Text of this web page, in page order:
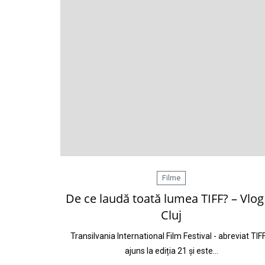
Filme
De ce laudă toată lumea TIFF? –
Cluj
Transilvania International Film Festival - abreviat
ajuns la ediția 21 și este…